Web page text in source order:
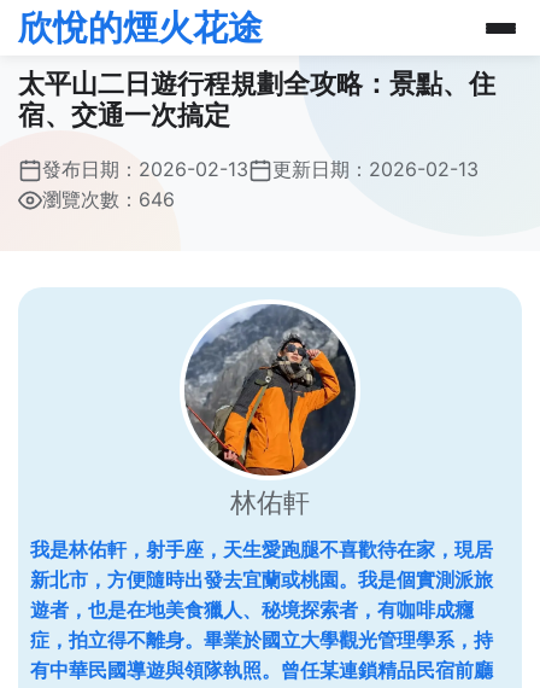
欣悅的煙火花途
太平山二日遊行程規劃全攻略：景點、住
宿、交通一次搞定
發布日期： 2026-02-13 更新日期： 2026-02-13
瀏覽次數：646
林佑軒
我是林佑軒，射手座，天生愛跑腿不喜歡待在家，現居
新北市，方便隨時出發去宜蘭或桃園。我是個實測派旅
遊者，也是在地美食獵人、秘境探索者，有咖啡成癮
症，拍立得不離身。畢業於國立大學觀光管理學系，持
有中華民國導遊與領隊執照。曾任某連鎖精品民宿前廳